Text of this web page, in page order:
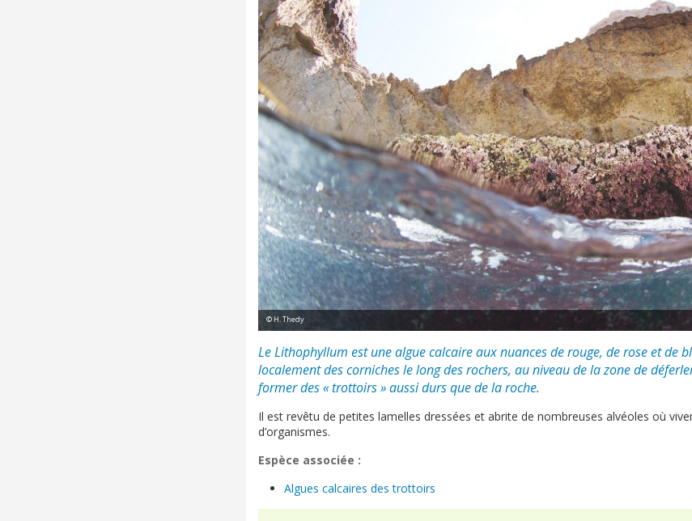
© H. Thedy
Le Lithophyllum est une algue calcaire aux nuances de rouge, de rose et de
localement des corniches le long des rochers, au niveau de la zone de
former des « trottoirs » aussi durs que de la roche.
Il est revêtu de petites lamelles dressées et abrite de nombreuses alvéoles où
d’organismes.
Espèce associée :
Algues calcaires des trottoirs